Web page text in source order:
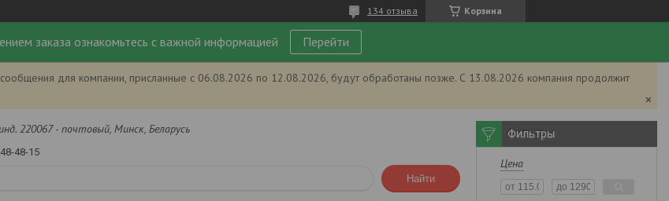
Корзина
134 отзыва
заказа ознакомьтесь с важной информацией Перейти
для компании, присланные с 06.08.2026 по 12.08.2026, будут обработаны позже. С 13.08.2026 компания продолжит
220067 - почтовый, Минск, Беларусь
48-15
Найти
Фильтры
Цена